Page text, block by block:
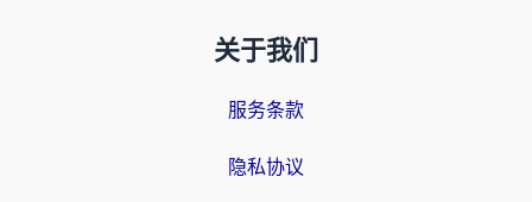
关于我们
服务条款
隐私协议